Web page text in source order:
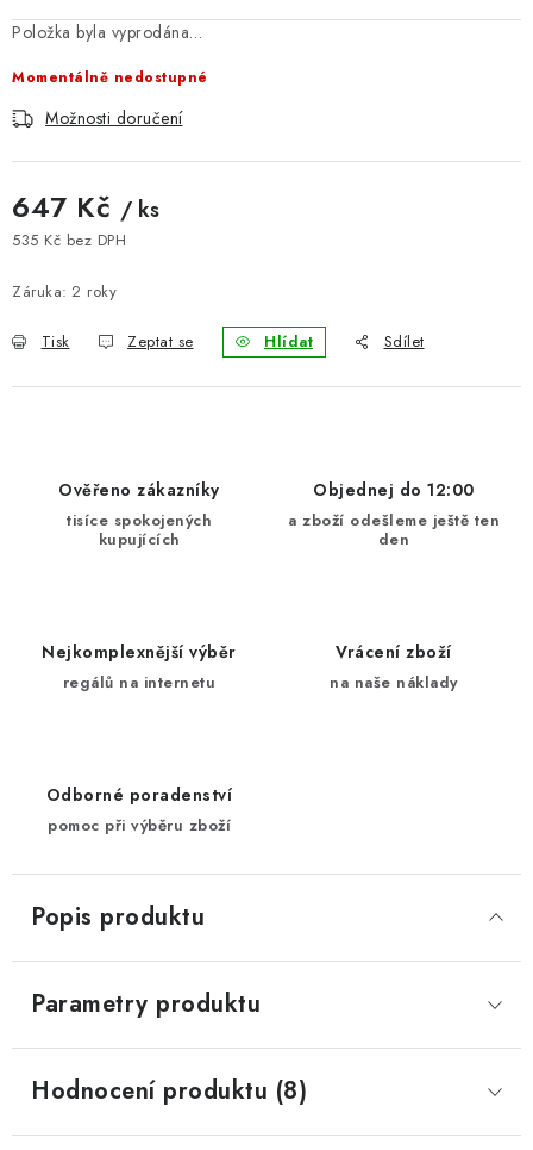
Kontakty Hodnocení obchodu
Odstoupení od kupní smlouvy
Obchodní a dodací podmínky
Položka byla vyprodána…
Momentálně nedostupné
Možnosti doručení
647 Kč / ks
535 Kč bez DPH
Záruka: 2 roky
Tisk Zeptat se Hlídat Sdílet
Ověřeno zákazníky
tisíce spokojených
kupujících
Objednej do 12:00
a zboží odešleme ještě ten
den
Nejkomplexnější výběr
regálů na internetu
Vrácení zboží
na naše náklady
Odborné poradenství
pomoc při výběru zboží
Popis produktu
Parametry produktu
Hodnocení produktu (8)